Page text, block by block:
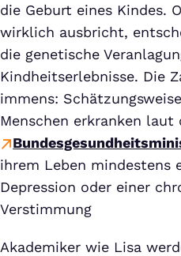
die Geburt eines Kindes.
wirklich ausbricht,
die genetische
Kindheitserlebnisse. Die
immens:
Menschen erkranken laut
ihrem Leben mindestens
Depression oder einer
Verstimmung
Akademiker wie Lisa